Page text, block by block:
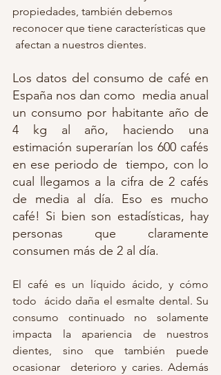
propiedades, también debemos
reconocer que tiene características que
afectan a nuestros dientes.
Los datos del consumo de café en
España nos dan como  media anual
un consumo por habitante año de
4 kg al año, haciendo una
estimación superarían los 600 cafés
en ese periodo de  tiempo, con lo
cual llegamos a la cifra de 2 cafés
de media al día. Eso es mucho
café! Si bien son estadísticas, hay
personas que claramente
consumen más de 2 al día.
El café es un líquido ácido, y cómo
todo  ácido daña el esmalte dental. Su
consumo continuado no solamente
impacta la apariencia de nuestros
dientes, sino que también puede
ocasionar  deterioro y caries. Además